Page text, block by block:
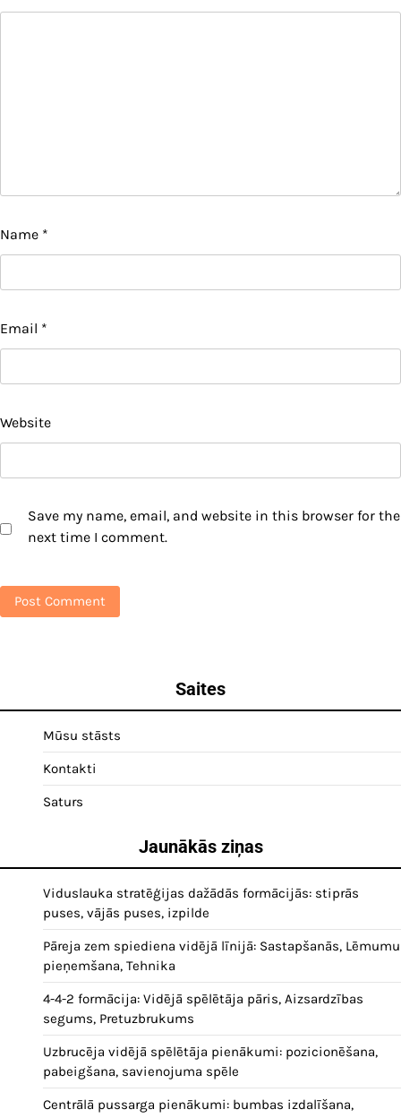
Name *
Email *
Website
Save my name, email, and website in this browser for the
next time I comment.
Saites
Mūsu stāsts
Kontakti
Saturs
Jaunākās ziņas
Viduslauka stratēģijas dažādās formācijās: stiprās
puses, vājās puses, izpilde
Pāreja zem spiediena vidējā līnijā: Sastapšanās, Lēmumu
pieņemšana, Tehnika
4-4-2 formācija: Vidējā spēlētāja pāris, Aizsardzības
segums, Pretuzbrukums
Uzbrucēja vidējā spēlētāja pienākumi: pozicionēšana,
pabeigšana, savienojuma spēle
Centrālā pussarga pienākumi: bumbas izdalīšana,